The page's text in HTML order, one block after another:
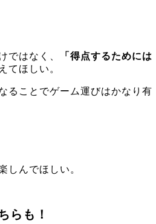
ではなく、
「得点するためには
てほしい。
ることでゲーム運びはかなり有
しんでほしい。
らも！